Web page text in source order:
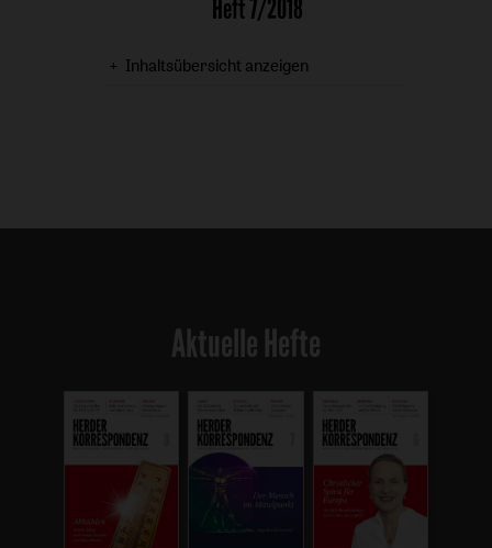
Heft 7/2018
Inhaltsübersicht anzeigen
Aktuelle Hefte